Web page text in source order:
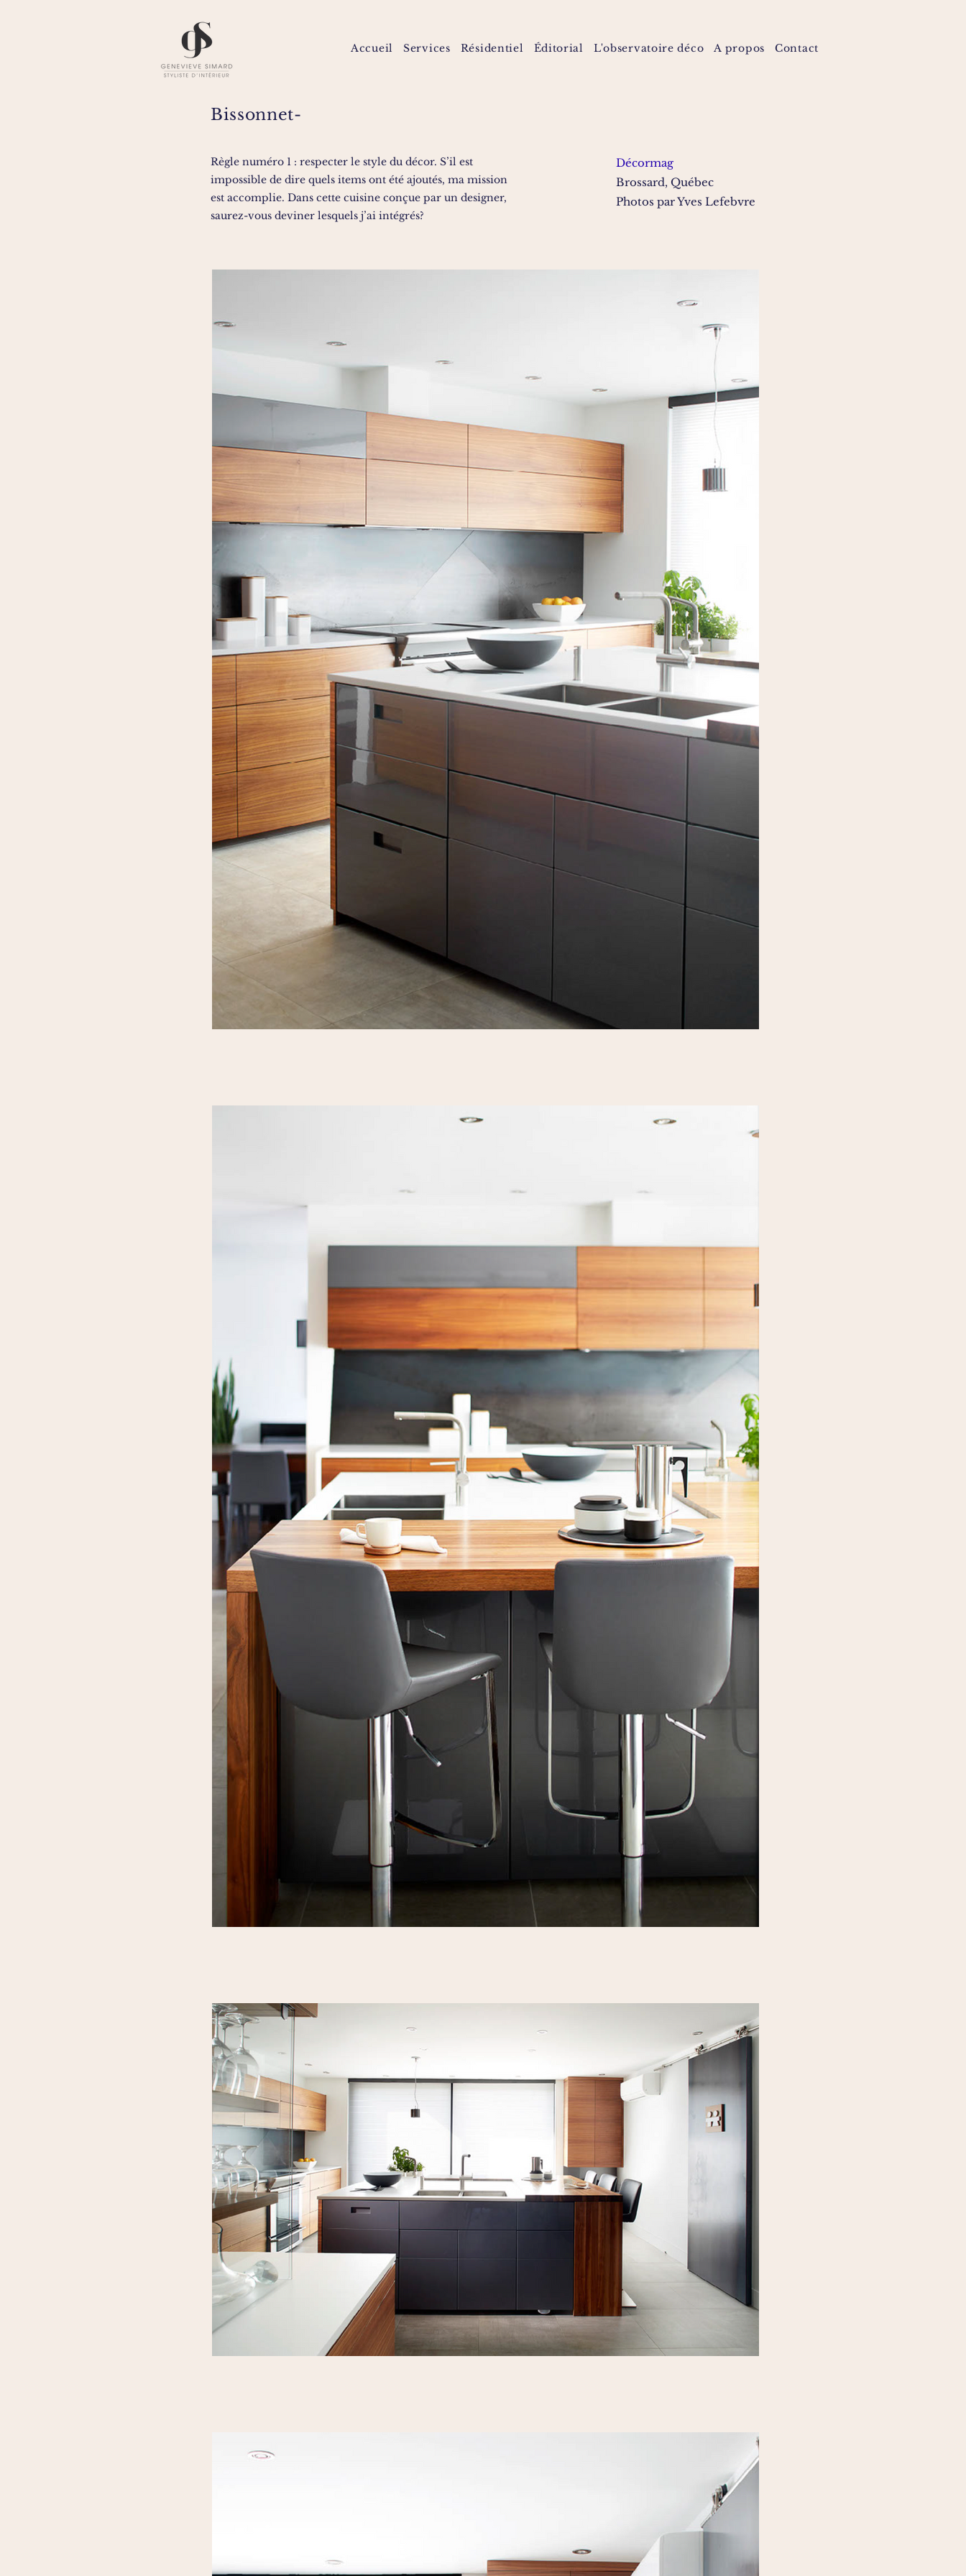
Accueil Services Résidentiel Éditorial L'observatoire déco A propos Contact
Bissonnet-
Règle numéro 1 : respecter le style du décor. S’il est
impossible de dire quels items ont été ajoutés, ma mission
est accomplie. Dans cette cuisine conçue par un designer,
saurez-vous deviner lesquels j’ai intégrés?
Décormag
Brossard, Québec
Photos par Yves Lefebvre